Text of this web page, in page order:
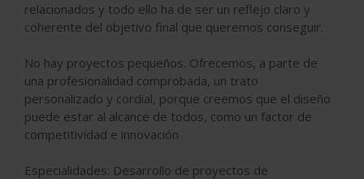
relacionados y todo ello ha de ser un reflejo claro y
coherente del objetivo final que queremos conseguir.
No hay proyectos pequeños. Ofrecemos, a parte de
una profesionalidad comprobada, un trato
personalizado y cordial, porque creemos que el diseño
puede estar al alcance de todos, como un factor de
competitividad e innovación
Especialidades: Desarrollo de proyectos de